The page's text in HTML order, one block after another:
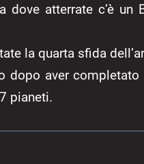
dove atterrate c’è un
la quarta sfida
dopo aver completato
pianeti.